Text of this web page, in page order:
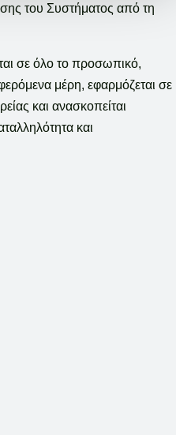
του Συστήματος από τη
σε όλο το προσωπικό,
μέρη, εφαρμόζεται σε
και ανασκοπείται
και